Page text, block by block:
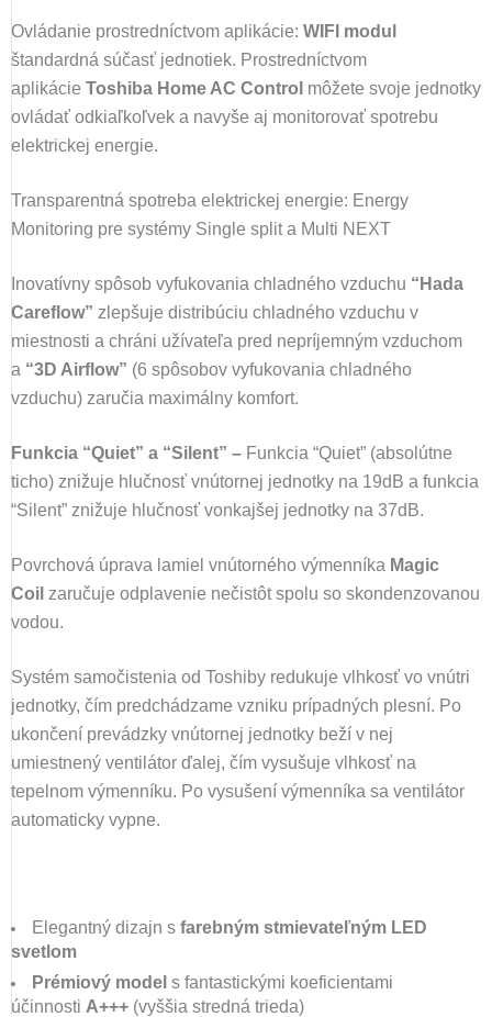
Ovládanie prostredníctvom aplikácie: WIFI modul
štandardná súčasť jednotiek. Prostredníctvom
aplikácie Toshiba Home AC Control môžete svoje jednotky
ovládať odkiaľkoľvek a navyše aj monitorovať spotrebu
elektrickej energie.
Transparentná spotreba elektrickej energie: Energy
Monitoring pre systémy Single split a Multi NEXT
Inovatívny spôsob vyfukovania chladného vzduchu “Hada
Careflow” zlepšuje distribúciu chladného vzduchu v
miestnosti a chráni užívateľa pred nepríjemným vzduchom
a “3D Airflow” (6 spôsobov vyfukovania chladného
vzduchu) zaručia maximálny komfort.
Funkcia “Quiet” a “Silent” – Funkcia “Quiet” (absolútne
ticho) znižuje hlučnosť vnútornej jednotky na 19dB a funkcia
“Silent” znižuje hlučnosť vonkajšej jednotky na 37dB.
Povrchová úprava lamiel vnútorného výmenníka Magic
Coil zaručuje odplavenie nečistôt spolu so skondenzovanou
vodou.
Systém samočistenia od Toshiby redukuje vlhkosť vo vnútri
jednotky, čím predchádzame vzniku prípadných plesní. Po
ukončení prevádzky vnútornej jednotky beží v nej
umiestnený ventilátor ďalej, čím vysušuje vlhkosť na
tepelnom výmenníku. Po vysušení výmenníka sa ventilátor
automaticky vypne.
Elegantný dizajn s farebným stmievateľným LED
svetlom
Prémiový model s fantastickými koeficientami
účinnosti A+++ (vyššia stredná trieda)